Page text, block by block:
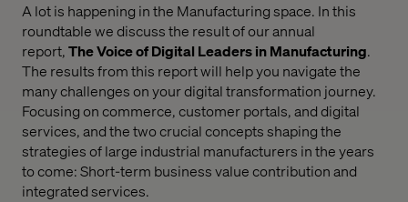
A lot is happening in the Manufacturing space. In this
roundtable we discuss the result of our annual
report,The Voice of Digital Leaders in Manufacturing.
The results from this report will help you navigate the
many challenges on your digital transformation journey.
Focusing on commerce, customer portals, and digital
services, and the two crucial concepts shaping the
strategies of large industrial manufacturers in the years
to come: Short-term business value contribution and
integrated services.